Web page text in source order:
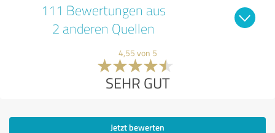
111 Bewertungen aus
2 anderen Quellen
4,55 von 5
SEHR GUT
Jetzt bewerten